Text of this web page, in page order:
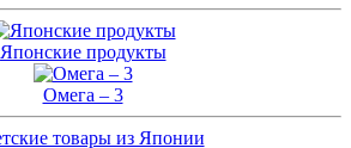
Японские продукты
Омега – 3